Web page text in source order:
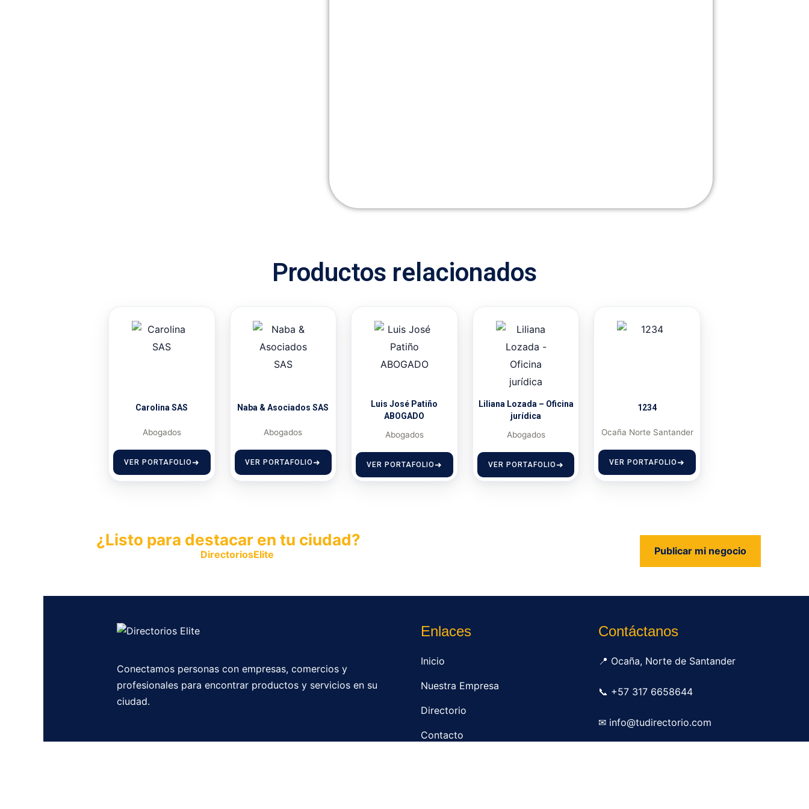
Productos relacionados
Carolina SAS
Abogados
VER PORTAFOLIO
Naba & Asociados SAS
Abogados
VER PORTAFOLIO
Luis José Patiño
ABOGADO
Abogados
VER PORTAFOLIO
Liliana Lozada – Oficina
jurídica
Abogados
VER PORTAFOLIO
1234
Ocaña Norte Santander
VER PORTAFOLIO
¿Listo para destacar en tu ciudad?
DirectoriosElite Publicar mi negocio
Conectamos personas con empresas, comercios y
profesionales para encontrar productos y servicios en su
ciudad.
Enlaces
Inicio
Nuestra Empresa
Directorio
Contacto
Contáctanos
📍 Ocaña, Norte de Santander
📞 +57 317 6658644
✉ info@tudirectorio.com